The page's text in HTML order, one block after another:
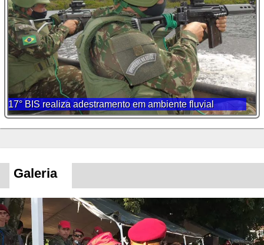
17° BIS realiza adestramento em ambiente fluvial
Galeria